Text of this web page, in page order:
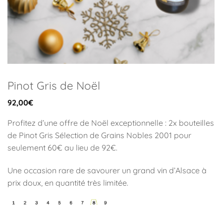
Pinot Gris de Noël
92,00€
Profitez d’une offre de Noël exceptionnelle : 2x bouteilles
de Pinot Gris Sélection de Grains Nobles 2001 pour
seulement 60€ au lieu de 92€.
Une occasion rare de savourer un grand vin d’Alsace à
prix doux, en quantité très limitée.